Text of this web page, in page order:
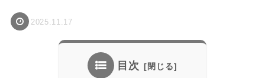
2025.11.17
目次